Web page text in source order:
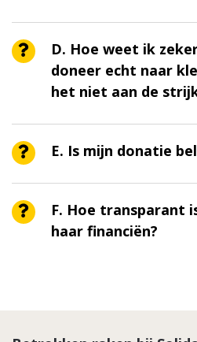
D. Hoe weet ik
doneer echt naar
het niet aan de
E. Is mijn donatie
F. Hoe transparant
haar financiën?